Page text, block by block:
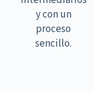
y con un
proceso
sencillo.